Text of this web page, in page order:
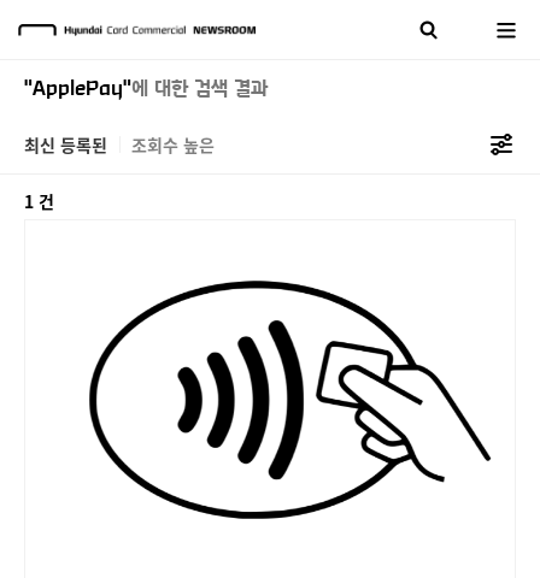
"ApplePay"에 대한 검색 결과
최신 등록된 조회수 높은
1 건